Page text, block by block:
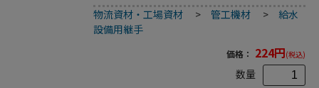
物流資材・工場資材 >管工機材 > 給水
設備用継手
価格： 224円(税込)
数量